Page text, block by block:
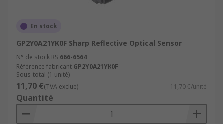
implemented with fewer components, use less
sensors. They are also less vulnerable to static
electricity discharges.
En stock
GP2Y0A21YK0F Sharp Reflective Optical Sensor
N° de stock RS 666-6564
Référence fabricant GP2Y0A21YK0F
Sous-total (1 unité)
11,70 €(TVA exclue) 11,70 €/unité
Quantité